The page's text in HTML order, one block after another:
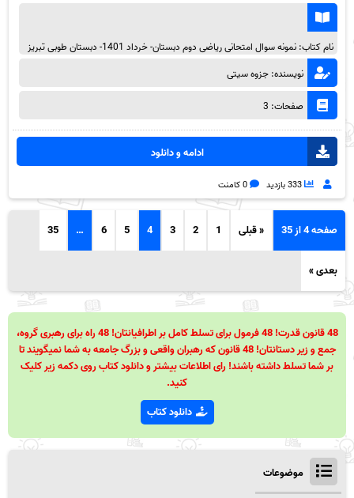
نام کتاب: نمونه سوال امتحانی ریاضی دوم دبستان- خرداد 1401- دبستان طوبی تبریز
نویسنده: جزوه سیتی
صفحات: 3
ادامه و دانلود
333 بازدید 0 کامنت
صفحه 4 از 35 « قبلی 1
2
3
4
5
6
…
35
بعدی »
48 قانون قدرت! 48 فرمول برای تسلط کامل بر اطرافیانتان! 48 راه برای رهبری گروه،
جمع و زیر دستانتان! 48 قانون که رهبران واقعی و بزرگ جامعه به شما نمیگویند تا
بر شما تسلط داشته باشند! رای اطلاعات بیشتر و دانلود کتاب روی دکمه زیر کلیک
کنید.
دانلود کتاب
موضوعات